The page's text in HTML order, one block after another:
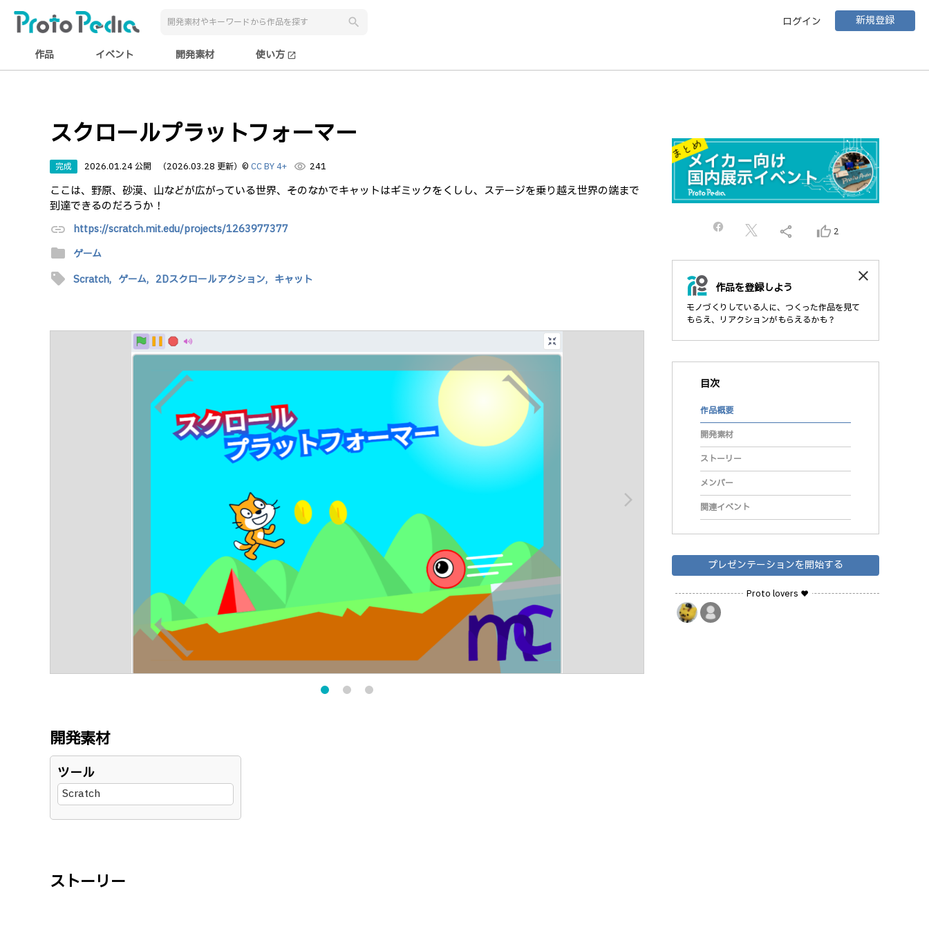
search ログイン 新規登録
作品 イベント 開発素材 使い方 open_in_new
スクロールプラットフォーマー
完成 2026.01.24 公開 （2026.03.28 更新） © CC BY 4+ visibility 241
ここは、野原、砂漠、山などが広がっている世界、そのなかでキャットはギミックをくしし、ステージを乗り越え世界の端まで
到達できるのだろうか！
link https://scratch.mit.edu/projects/1263977377
folder ゲーム
sell Scratch, ゲーム, 2Dスクロールアクション, キャット
arrow_forward_ios
開発素材
ツール
Scratch
ストーリー
share thumb_up_alt 2
作品を登録しよう
モノづくりしている人に、つくった作品を見て
もらえ、リアクションがもらえるかも？
close
目次
作品概要
開発素材
ストーリー
メンバー
関連イベント
プレゼンテーションを開始する
Proto lovers ♥